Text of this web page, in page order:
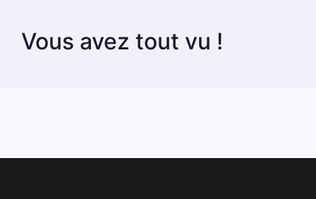
Vous avez tout vu !